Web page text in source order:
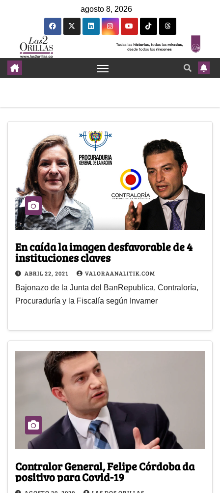
agosto 8, 2026
En caída la imagen desfavorable de 4
instituciones claves
ABRIL 22, 2021 VALORAANALITIK.COM
Bajonazo de la Junta del BanRepublica, Contraloría,
Procuraduría y la Fiscalía según Invamer
Contralor General, Felipe Córdoba da
positivo para Covid-19